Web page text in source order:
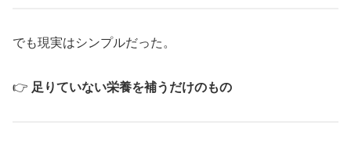
でも現実はシンプルだった。
👉 足りていない栄養を補うだけのもの